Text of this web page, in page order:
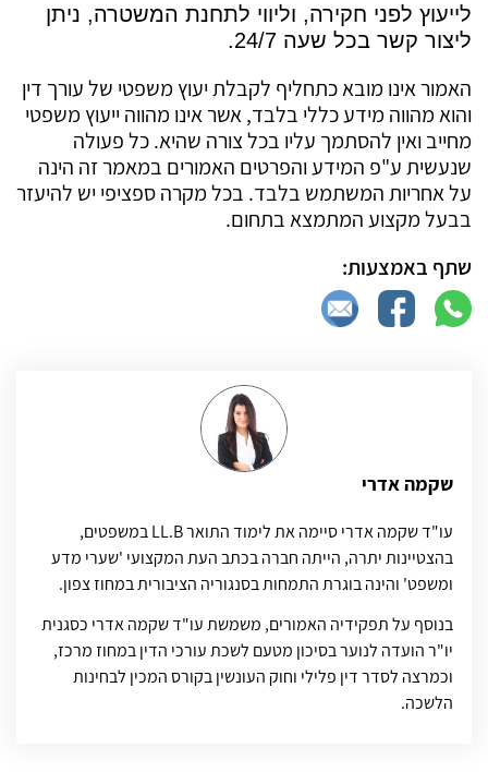
לייעוץ לפני חקירה, וליווי לתחנת המשטרה, ניתן
ליצור קשר בכל שעה 24/7.
האמור אינו מובא כתחליף לקבלת יעוץ משפטי של עורך דין
והוא מהווה מידע כללי בלבד, אשר אינו מהווה ייעוץ משפטי
מחייב ואין להסתמך עליו בכל צורה שהיא. כל פעולה
שנעשית ע"פ המידע והפרטים האמורים במאמר זה הינה
על אחריות המשתמש בלבד. בכל מקרה ספציפי יש להיעזר
בבעל מקצוע המתמצא בתחום.
שתף באמצעות:
שקמה אדרי
עו"ד שקמה אדרי סיימה את לימוד התואר LL.B במשפטים,
בהצטיינות יתרה, הייתה חברה בכתב העת המקצועי 'שערי מדע
ומשפט' והינה בוגרת התמחות בסנגוריה הציבורית במחוז צפון.
בנוסף על תפקידיה האמורים, משמשת עו"ד שקמה אדרי כסגנית
יו"ר הועדה לנוער בסיכון מטעם לשכת עורכי הדין במחוז מרכז,
וכמרצה לסדר דין פלילי וחוק העונשין בקורס המכין לבחינות
הלשכה.